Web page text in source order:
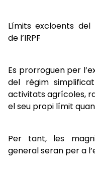
Límits excloents del
de l’IRPF
Es prorroguen per
del règim
activitats agrícoles,
el seu propi límit
Per tant, les
general seran per a